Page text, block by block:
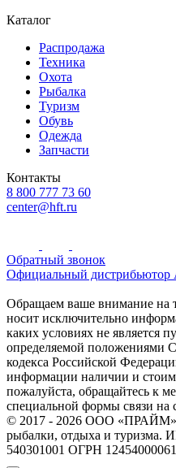
Каталог
Распродажа
Техника
Охота
Рыбалка
Туризм
Обувь
Одежда
Запчасти
Контакты
8 800 777 73 60
center@hft.ru
Обратный звонок
Официальный дистрибьютор
Обращаем ваше внимание на
носит исключительно
каких условиях не является
определяемой положениями
кодекса Российской
информации наличии и
пожалуйста, обращайтесь к
специальной формы связи на
© 2017 - 2026 ООО «ПРАЙМ».
рыбалки, отдыха и
540301001 ОГРН